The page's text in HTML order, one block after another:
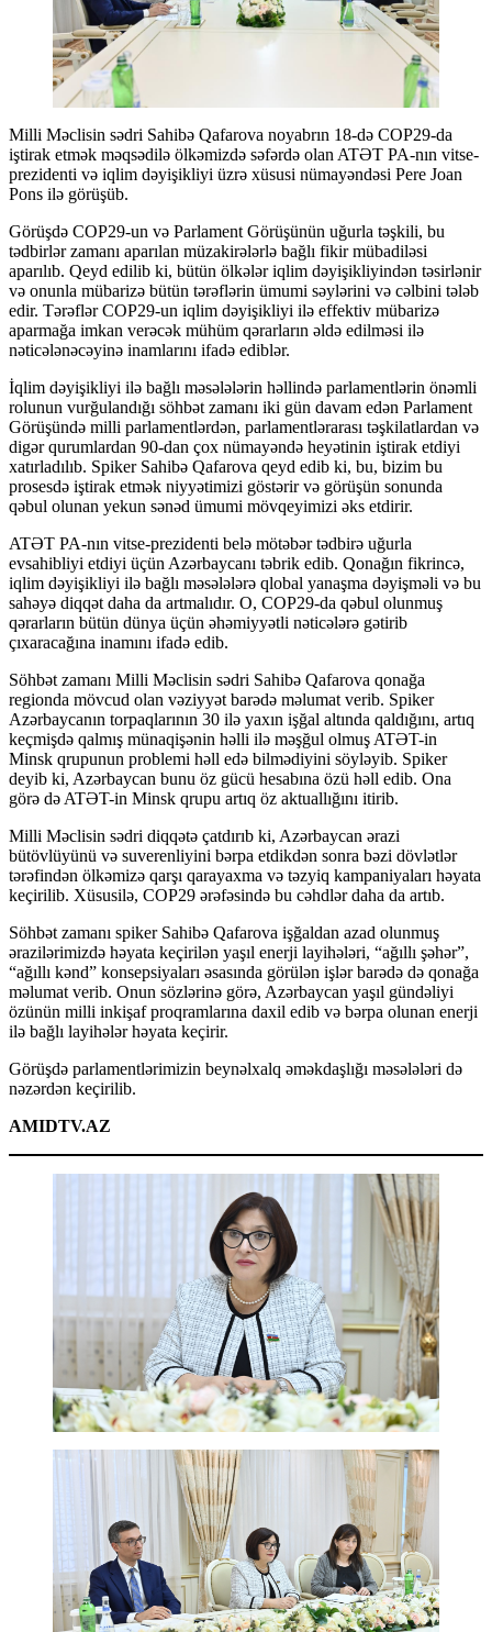
Milli Məclisin sədri Sahibə Qafarova noyabrın 18-də COP29-da
iştirak etmək məqsədilə ölkəmizdə səfərdə olan ATƏT PA-nın vitse-
prezidenti və iqlim dəyişikliyi üzrə xüsusi nümayəndəsi Pere Joan
Pons ilə görüşüb.
Görüşdə COP29-un və Parlament Görüşünün uğurla təşkili, bu
tədbirlər zamanı aparılan müzakirələrlə bağlı fikir mübadiləsi
aparılıb. Qeyd edilib ki, bütün ölkələr iqlim dəyişikliyindən təsirlənir
və onunla mübarizə bütün tərəflərin ümumi səylərini və cəlbini tələb
edir. Tərəflər COP29-un iqlim dəyişikliyi ilə effektiv mübarizə
aparmağa imkan verəcək mühüm qərarların əldə edilməsi ilə
nəticələnəcəyinə inamlarını ifadə ediblər.
İqlim dəyişikliyi ilə bağlı məsələlərin həllində parlamentlərin önəmli
rolunun vurğulandığı söhbət zamanı iki gün davam edən Parlament
Görüşündə milli parlamentlərdən, parlamentlərarası təşkilatlardan və
digər qurumlardan 90-dan çox nümayəndə heyətinin iştirak etdiyi
xatırladılıb. Spiker Sahibə Qafarova qeyd edib ki, bu, bizim bu
prosesdə iştirak etmək niyyətimizi göstərir və görüşün sonunda
qəbul olunan yekun sənəd ümumi mövqeyimizi əks etdirir.
ATƏT PA-nın vitse-prezidenti belə mötəbər tədbirə uğurla
evsahibliyi etdiyi üçün Azərbaycanı təbrik edib. Qonağın fikrincə,
iqlim dəyişikliyi ilə bağlı məsələlərə qlobal yanaşma dəyişməli və bu
sahəyə diqqət daha da artmalıdır. O, COP29-da qəbul olunmuş
qərarların bütün dünya üçün əhəmiyyətli nəticələrə gətirib
çıxaracağına inamını ifadə edib.
Söhbət zamanı Milli Məclisin sədri Sahibə Qafarova qonağa
regionda mövcud olan vəziyyət barədə məlumat verib. Spiker
Azərbaycanın torpaqlarının 30 ilə yaxın işğal altında qaldığını, artıq
keçmişdə qalmış münaqişənin həlli ilə məşğul olmuş ATƏT-in
Minsk qrupunun problemi həll edə bilmədiyini söyləyib. Spiker
deyib ki, Azərbaycan bunu öz gücü hesabına özü həll edib. Ona
görə də ATƏT-in Minsk qrupu artıq öz aktuallığını itirib.
Milli Məclisin sədri diqqətə çatdırıb ki, Azərbaycan ərazi
bütövlüyünü və suverenliyini bərpa etdikdən sonra bəzi dövlətlər
tərəfindən ölkəmizə qarşı qarayaxma və təzyiq kampaniyaları həyata
keçirilib. Xüsusilə, COP29 ərəfəsində bu cəhdlər daha da artıb.
Söhbət zamanı spiker Sahibə Qafarova işğaldan azad olunmuş
ərazilərimizdə həyata keçirilən yaşıl enerji layihələri, “ağıllı şəhər”,
“ağıllı kənd” konsepsiyaları əsasında görülən işlər barədə də qonağa
məlumat verib. Onun sözlərinə görə, Azərbaycan yaşıl gündəliyi
özünün milli inkişaf proqramlarına daxil edib və bərpa olunan enerji
ilə bağlı layihələr həyata keçirir.
Görüşdə parlamentlərimizin beynəlxalq əməkdaşlığı məsələləri də
nəzərdən keçirilib.
AMIDTV.AZ